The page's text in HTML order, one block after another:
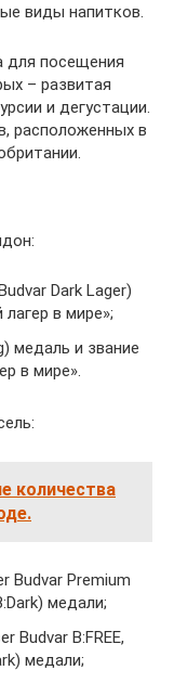
виды напитков.
для посещения
– развитая
и дегустации.
расположенных в
Dark Lager)
в мире»;
медаль и звание
в мире».
количества
Budvar Premium
медали;
Budvar B:FREE,
медали;